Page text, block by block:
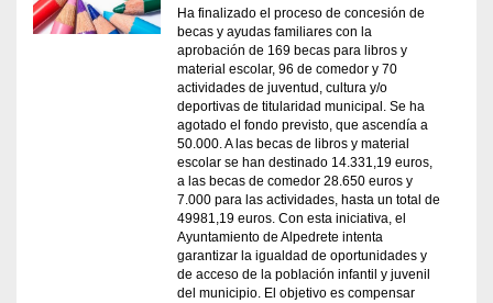
Ha finalizado el proceso de concesión de
becas y ayudas familiares con la
aprobación de 169 becas para libros y
material escolar, 96 de comedor y 70
actividades de juventud, cultura y/o
deportivas de titularidad municipal. Se ha
agotado el fondo previsto, que ascendía a
50.000. A las becas de libros y material
escolar se han destinado 14.331,19 euros,
a las becas de comedor 28.650 euros y
7.000 para las actividades, hasta un total de
49981,19 euros. Con esta iniciativa, el
Ayuntamiento de Alpedrete intenta
garantizar la igualdad de oportunidades y
de acceso de la población infantil y juvenil
del municipio. El objetivo es compensar